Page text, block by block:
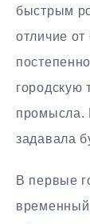
быстрым
отличие
городскую
промысла.
задавала
В первые